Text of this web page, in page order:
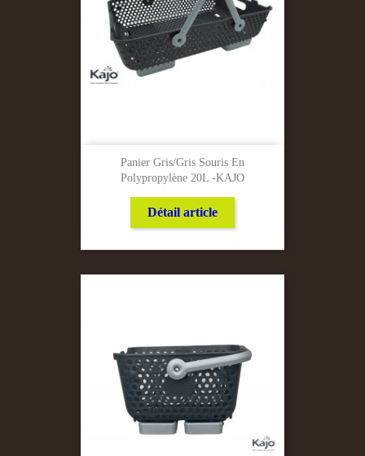
Panier Gris/Gris Souris En
Polypropylène 20L -KAJO
Détail article